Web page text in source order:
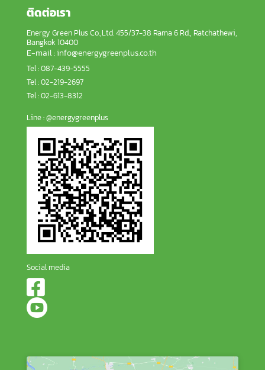
ติดต่อเรา
Energy Green Plus Co.,Ltd. 455/37-38 Rama 6 Rd., Ratchathewi,
Bangkok 10400
E-mail :info@energygreenplus.co.th
Tel : 087-439-5555
Tel : 02-219-2697
Tel : 02-613-8312
Line : @energygreenplus
Social media

